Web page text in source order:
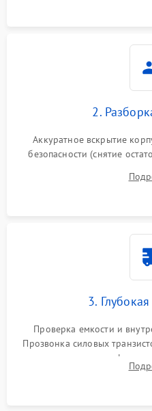
2.
Аккуратное вскрытие
безопасности (снятие
и кистей для
3.
Проверка емкости и
Прозвонка силовых
переключения и
конденсаторов и